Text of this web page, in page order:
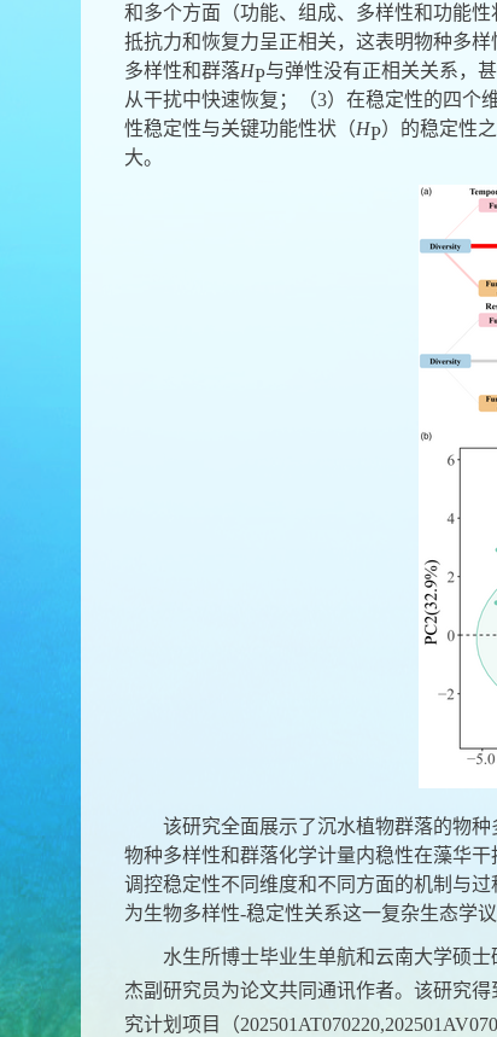
和多个方面（功能、组成、多样性和功能
抵抗力和恢复力呈正相关，这表明物种多样
多样性和群落HP与弹性没有正相关关系，
从干扰中快速恢复；（3）在稳定性的四个
性稳定性与关键功能性状（HP）的稳定性
大。
该研究全面展示了沉水植物群落的物
物种多样性和群落化学计量内稳性在藻华
调控稳定性不同维度和不同方面的机制与
为生物多样性-稳定性关系这一复杂生态学
水生所博士毕业生单航和云南大学硕
杰副研究员为论文共同通讯作者。该研究
究计划项目（